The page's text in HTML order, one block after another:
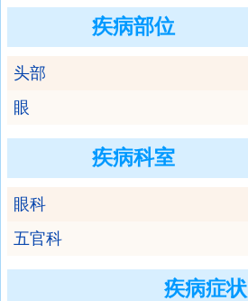
疾病部位
头部
眼
疾病科室
眼科
五官科
疾病症状